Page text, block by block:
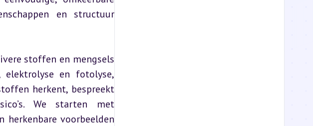
en structuur
stoffen en mengsels
elektrolyse en fotolyse,
herkent, bespreekt
We starten met
herkenbare voorbeelden